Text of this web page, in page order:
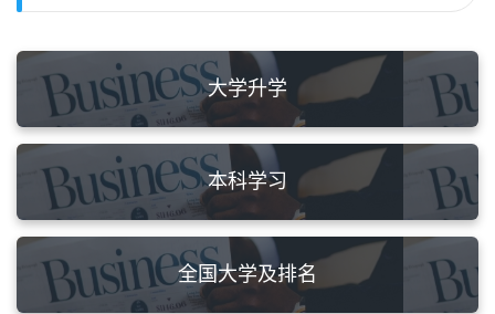
大学升学
本科学习
全国大学及排名